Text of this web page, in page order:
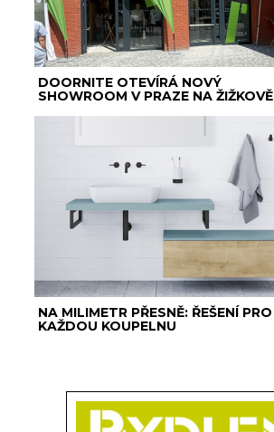
DOORNITE OTEVÍRÁ NOVÝ
SHOWROOM V PRAZE NA ŽIŽKOVĚ
NA MILIMETR PŘESNĚ: ŘEŠENÍ PRO
KAŽDOU KOUPELNU